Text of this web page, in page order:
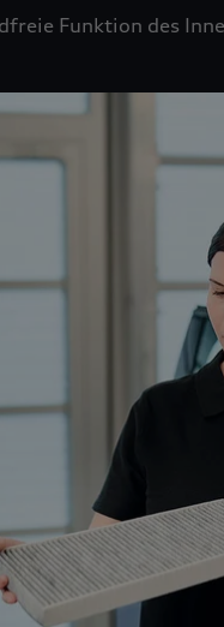
Funktion des